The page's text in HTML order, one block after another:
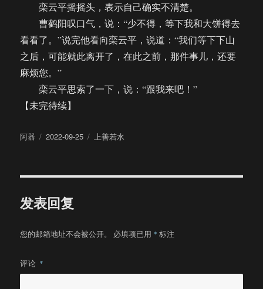
栾云平摇摇头，表示自己确实不清楚。
曹鹤阳叹口气，说：“少不得，等下我和大饼得去
看看了。”说完他看向栾云平，说道：“我们等下下山
之后，可能就此离开了，在此之前，那件事儿，还要
麻烦您。”
栾云平思索了一下，说：“跟我来吧！”
【未完待续】
作
阿器
发
2022-09-25
分
上善若水
发表回复
您的邮箱地址不会被公开。 必填项已用 * 标注
评论 *